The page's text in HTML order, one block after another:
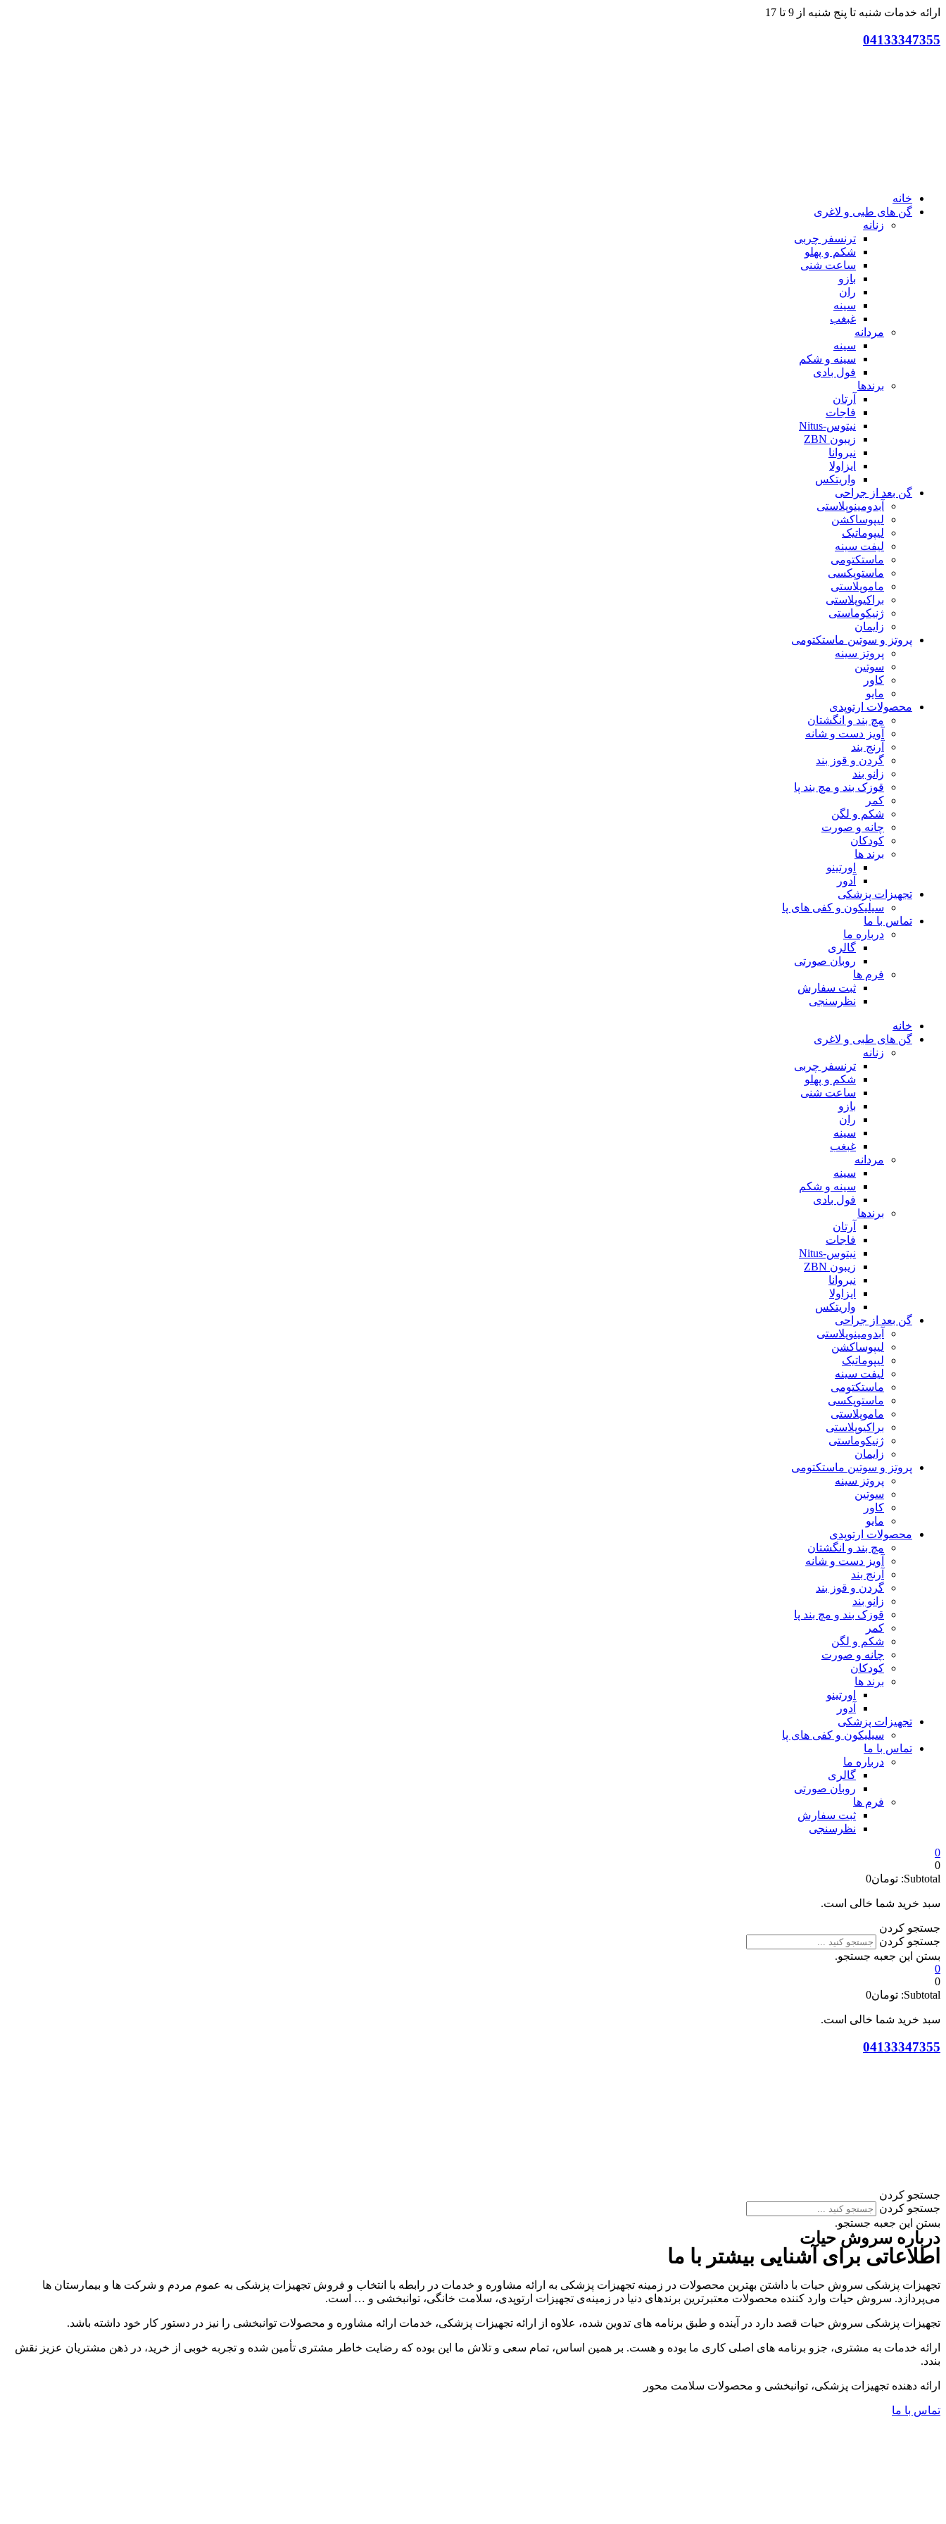
ارائه خدمات شنبه تا پنج شنبه از 9 تا 17
04133347355
خانه
گن های طبی و لاغری
زنانه
ترنسفر چربی
شکم و پهلو
ساعت شنی
بازو
ران
سینه
غبغب
مردانه
سینه
سینه و شکم
فول بادی
برندها
آرتان
فاجات
نیتوس-Nitus
زیبون ZBN
نیروانا
ایزاولا
واریتکس
گن بعد از جراحی
آبدومینوپلاستی
لیپوساکشن
لیپوماتیک
لیفت سینه
ماستکتومی
ماستوپکسی
ماموپلاستی
براکیوپلاستی
ژنیکوماستی
زایمان
پروتز و سوتین ماستکتومی
پروتز سینه
سوتین
کاور
مایو
محصولات ارتوپدی
مچ بند و انگشتان
آویز دست و شانه
آرنج بند
گردن و قوز بند
زانو بند
قوزک بند و مچ بند پا
کمر
شکم و لگن
چانه و صورت
کودکان
برند ها
اورتینو
آدور
تجهیزات پزشکی
سیلیکون و کفی های پا
تماس با ما
درباره ما
گالری
روبان صورتی
فرم ها
ثبت سفارش
نظرسنجی
خانه
گن های طبی و لاغری
زنانه
ترنسفر چربی
شکم و پهلو
ساعت شنی
بازو
ران
سینه
غبغب
مردانه
سینه
سینه و شکم
فول بادی
برندها
آرتان
فاجات
نیتوس-Nitus
زیبون ZBN
نیروانا
ایزاولا
واریتکس
گن بعد از جراحی
آبدومینوپلاستی
لیپوساکشن
لیپوماتیک
لیفت سینه
ماستکتومی
ماستوپکسی
ماموپلاستی
براکیوپلاستی
ژنیکوماستی
زایمان
پروتز و سوتین ماستکتومی
پروتز سینه
سوتین
کاور
مایو
محصولات ارتوپدی
مچ بند و انگشتان
آویز دست و شانه
آرنج بند
گردن و قوز بند
زانو بند
قوزک بند و مچ بند پا
کمر
شکم و لگن
چانه و صورت
کودکان
برند ها
اورتینو
آدور
تجهیزات پزشکی
سیلیکون و کفی های پا
تماس با ما
درباره ما
گالری
روبان صورتی
فرم ها
ثبت سفارش
نظرسنجی
0
0
Subtotal: تومان0
سبد خرید شما خالی است.
جستجو کردن
جستجو کردن
بستن این جعبه جستجو.
0
0
Subtotal: تومان0
سبد خرید شما خالی است.
04133347355
جستجو کردن
جستجو کردن
بستن این جعبه جستجو.
درباره سروش حیات
اطلاعاتی برای آشنایی بیشتر با ما
تجهیزات پزشکی سروش حیات با داشتن بهترین محصولات در زمینه تجهیزات پزشکی به ارائه مشاوره و خدمات در رابطه با انتخاب و فروش تجهیزات پزشکی به عموم مردم و شرکت ها و بیمارستان ها
می‌پردازد. سروش حیات وارد کننده محصولات معتبرترین برندهای دنیا در زمینه‌ی تجهیزات ارتوپدی، سلامت خانگی، توانبخشی و … است.
تجهیزات پزشکی سروش حیات قصد دارد در آینده و طبق برنامه های تدوین شده، علاوه از ارائه تجهیزات پزشکی، خدمات ارائه مشاوره و محصولات توانبخشی را نیز در دستور کار خود داشته باشد.
ارائه خدمات به مشتری، جزو برنامه های اصلی کاری ما بوده و هست. بر همین اساس، تمام سعی و تلاش ما این بوده که رضایت خاطر مشتری تأمین شده و تجربه خوبی از خرید، در ذهن مشتریان عزیز نقش
بندد.
ارائه دهنده تجهیزات پزشکی، توانبخشی و محصولات سلامت محور
تماس با ما